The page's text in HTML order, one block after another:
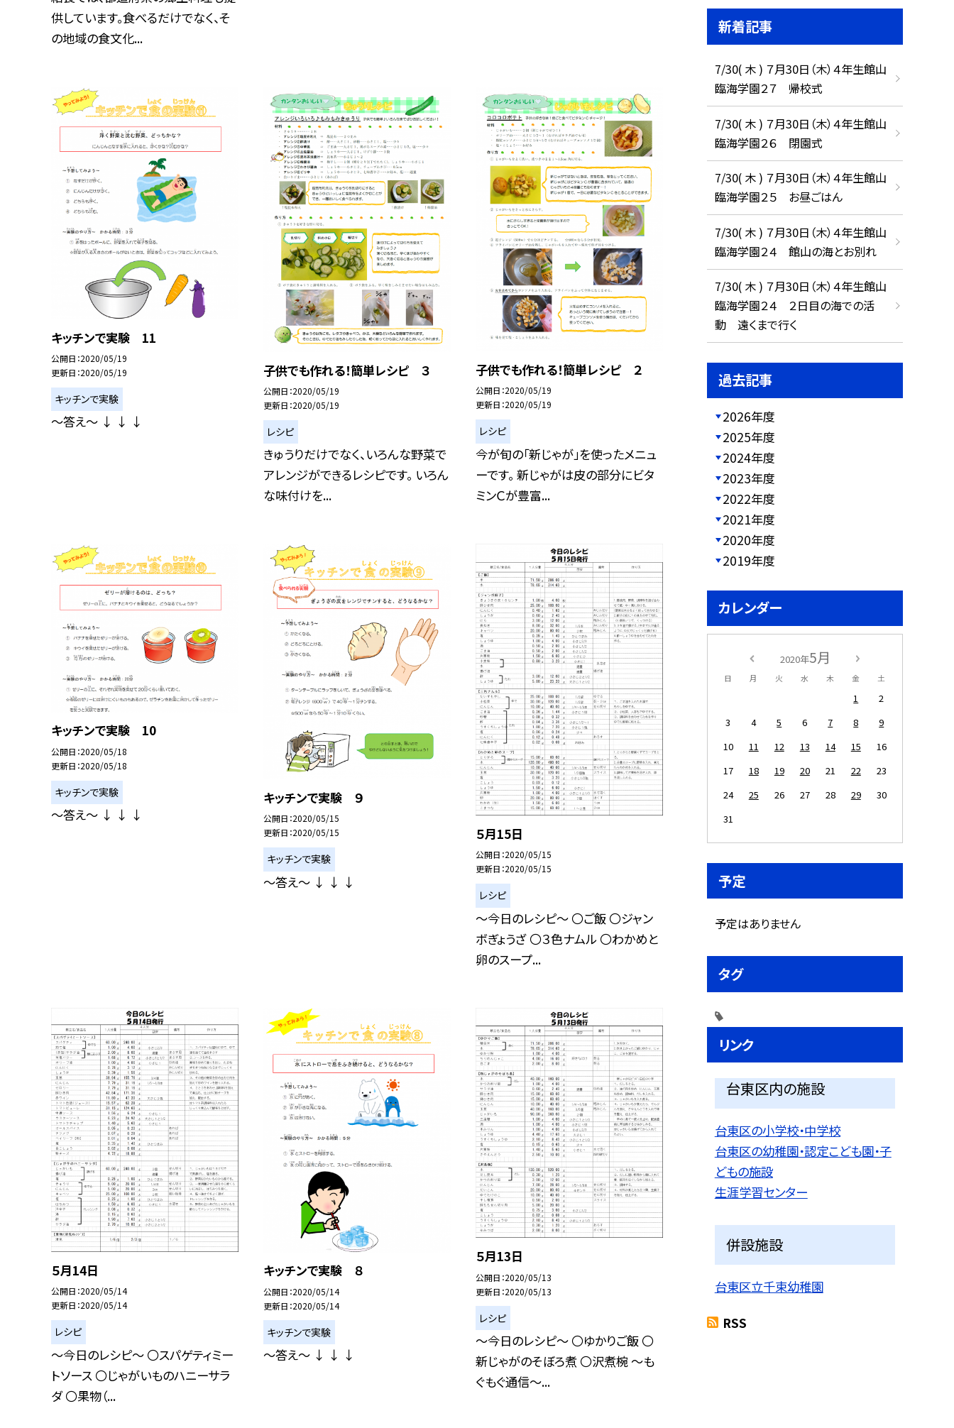
供しています。食べるだけでなく、そ
の地域の食文化...
キッチンで実験 11
公開日 2020/05/19
更新日 2020/05/19
キッチンで実験
〜答え〜 ↓ ↓ ↓
子供でも作れる！簡単レシピ ３
公開日 2020/05/19
更新日 2020/05/19
レシピ
きゅうりだけでなく、いろんな野菜で
アレンジができるレシピです。 いろん
な味付けを...
子供でも作れる！簡単レシピ ２
公開日 2020/05/19
更新日 2020/05/19
レシピ
今が旬の「新じゃが」を使ったメニュ
ーです。 新じゃがは皮の部分にビタ
ミンＣが豊富...
キッチンで実験 10
公開日 2020/05/18
更新日 2020/05/18
キッチンで実験
〜答え〜 ↓ ↓ ↓
キッチンで実験 ９
公開日 2020/05/15
更新日 2020/05/15
キッチンで実験
〜答え〜 ↓ ↓ ↓
５月15日
公開日 2020/05/15
更新日 2020/05/15
レシピ
〜今日のレシピ〜 〇ご飯 〇ジャン
ボぎょうざ 〇３色ナムル 〇わかめと
卵のスープ...
５月14日
公開日 2020/05/14
更新日 2020/05/14
レシピ
〜今日のレシピ〜 〇スパゲティミー
トソース 〇じゃがいものハニーサラ
ダ 〇果物（...
キッチンで実験 ８
公開日 2020/05/14
更新日 2020/05/14
キッチンで実験
〜答え〜 ↓ ↓ ↓
５月13日
公開日 2020/05/13
更新日 2020/05/13
レシピ
〜今日のレシピ〜 〇ゆかりご飯 〇
新じゃがのそぼろ煮 〇沢煮椀 〜も
ぐもぐ通信〜...
新着記事
7/30( 木 ) ７月30日（木）４年生館山
臨海学園２７ 帰校式
7/30( 木 ) ７月30日（木）４年生館山
臨海学園２６ 閉園式
7/30( 木 ) ７月30日（木）４年生館山
臨海学園２５ お昼ごはん
7/30( 木 ) ７月30日（木）４年生館山
臨海学園２４ 館山の海とお別れ
7/30( 木 ) ７月30日（木）４年生館山
臨海学園２４ ２日目の海での活
動 遠くまで行く
過去記事
2026年度
2025年度
2024年度
2023年度
2022年度
2021年度
2020年度
2019年度
カレンダー
2020年5月
日 月 火 水 木 金 土
1
2
3
4 5 6 7 8
9
10
11 12 13 14 15
16
17
18 19 20 21 22
23
24
25 26 27 28 29
30
31
予定
予定はありません
タグ
リンク
台東区内の施設
台東区の小学校・中学校
台東区の幼稚園・認定こども園・子
どもの施設
生涯学習センター
併設施設
台東区立千束幼稚園
RSS